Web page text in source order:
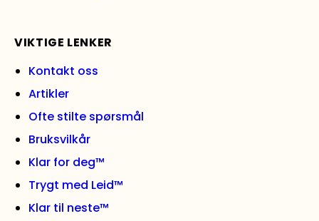
VIKTIGE LENKER
Kontakt oss
Artikler
Ofte stilte spørsmål
Bruksvilkår
Klar for deg™
Trygt med Leid™
Klar til neste™